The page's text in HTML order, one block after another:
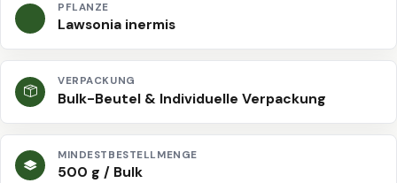
PFLANZE
Lawsonia inermis
VERPACKUNG
Bulk-Beutel & Individuelle Verpackung
MINDESTBESTELLMENGE
500 g / Bulk